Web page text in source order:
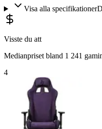
Visa alla specifikationer
Visste du att
Medianpriset bland 1 241
4